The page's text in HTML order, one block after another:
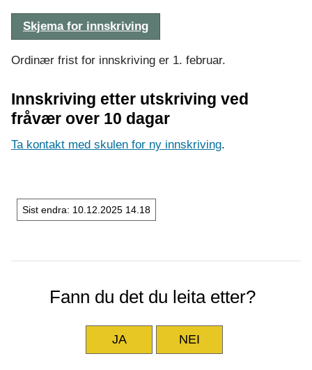
Skjema for innskriving
Ordinær frist for innskriving er 1. februar.
Innskriving etter utskriving ved
fråvær over 10 dagar
Ta kontakt med skulen for ny innskriving.
Sist endra 10.12.2025 14.18
Fann du det du leita etter?
JA NEI